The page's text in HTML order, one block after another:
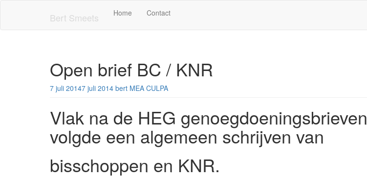
Bert Smeets Home Contact
Open brief BC / KNR
7 juli 20147 juli 2014 bert MEA CULPA
Vlak na de HEG genoegdoeningsbrieven
volgde een algemeen schrijven van
bisschoppen en KNR.